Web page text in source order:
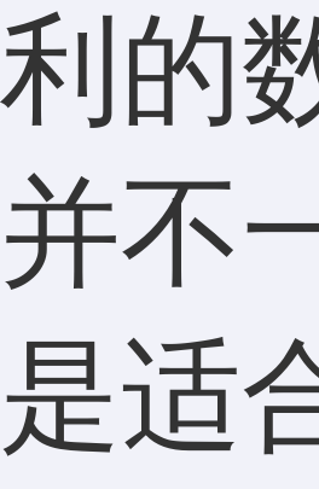
利的
并不
是适